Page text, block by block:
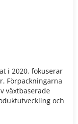
i 2020, fokuserar
Förpackningarna
växtbaserade
och